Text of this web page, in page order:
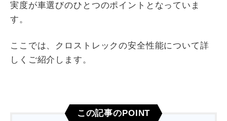
実度が車選びのひとつのポイントとなっていま
す。
ここでは、クロストレックの安全性能について詳
しくご紹介します。
この記事のPOINT